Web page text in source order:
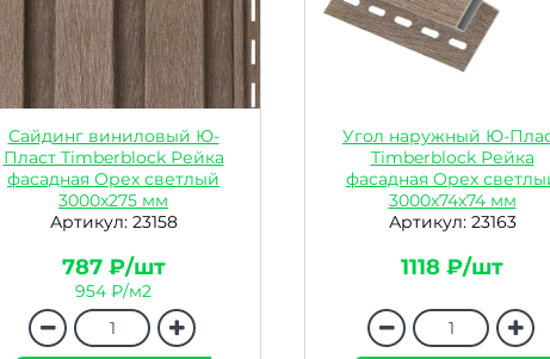
Сайдинг виниловый Ю-
Пласт Timberblock Рейка
фасадная Орех светлый
3000х275 мм
Артикул: 23158
787 ₽/шт
954 ₽/м2
Угол наружный Ю-
Timberblock Рейка
фасадная Орех
3000х74х74 мм
Артикул: 23163
1118 ₽/шт